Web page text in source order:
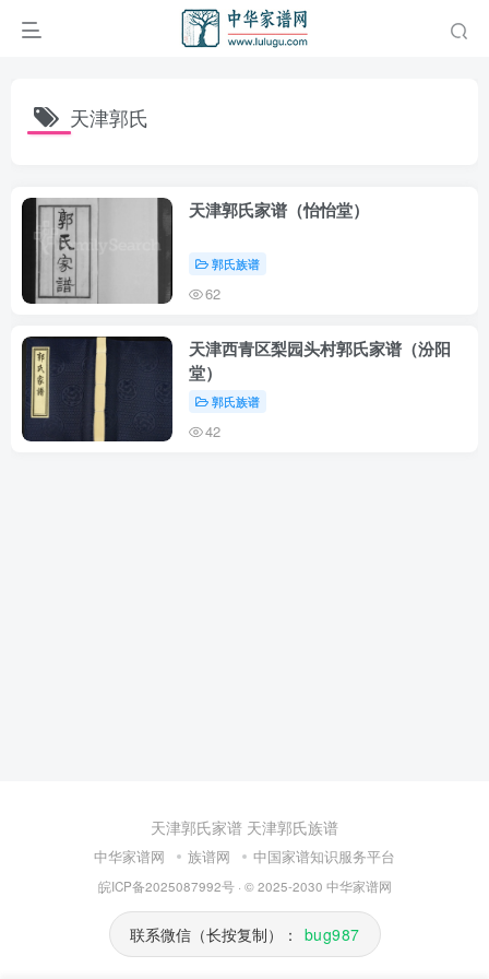
天津郭氏
天津郭氏家谱（怡怡堂）
郭氏族谱
62
天津西青区梨园头村郭氏家谱（汾阳
堂）
郭氏族谱
42
天津郭氏家谱 天津郭氏族谱
中华家谱网 族谱网 中国家谱知识服务平台
皖ICP备2025087992号· © 2025-2030 中华家谱网
联系微信（长按复制）： bug987